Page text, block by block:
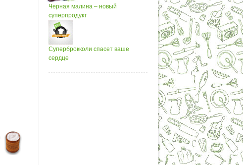
Черная малина – новый
суперпродукт
Суперброкколи спасет ваше
сердце